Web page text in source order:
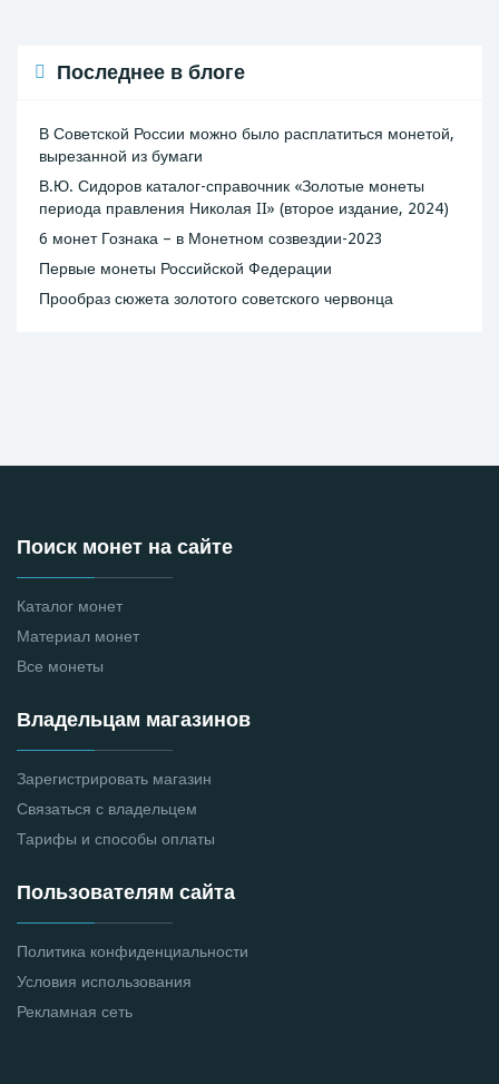
Последнее в блоге
В Советской России можно было расплатиться монетой,
вырезанной из бумаги
В.Ю. Сидоров каталог-справочник «Золотые монеты
периода правления Николая II» (второе издание, 2024)
6 монет Гознака – в Монетном созвездии-2023
Первые монеты Российской Федерации
Прообраз сюжета золотого советского червонца
Поиск монет на сайте
Каталог монет
Материал монет
Все монеты
Владельцам магазинов
Зарегистрировать магазин
Связаться с владельцем
Тарифы и способы оплаты
Пользователям сайта
Политика конфиденциальности
Условия использования
Рекламная сеть